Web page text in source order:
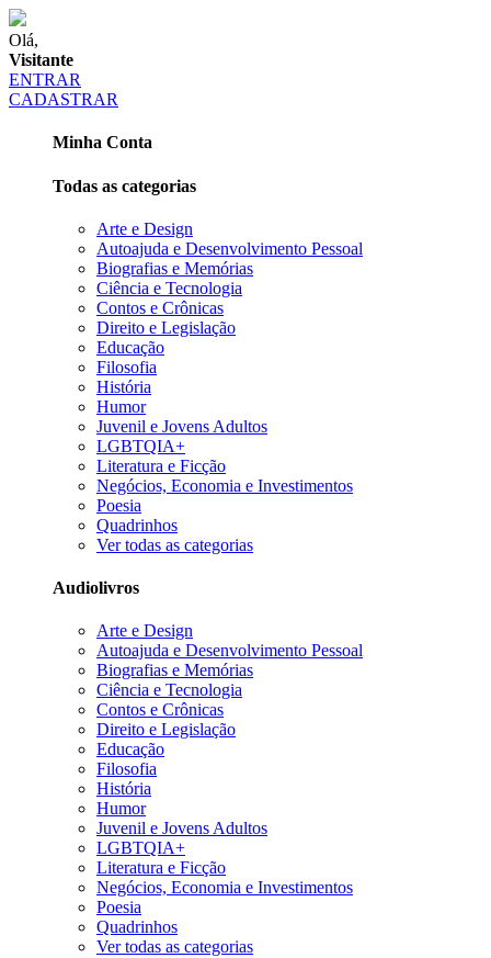
Olá,
Visitante
ENTRAR
CADASTRAR
Minha Conta
Todas as categorias
Arte e Design
Autoajuda e Desenvolvimento Pessoal
Biografias e Memórias
Ciência e Tecnologia
Contos e Crônicas
Direito e Legislação
Educação
Filosofia
História
Humor
Juvenil e Jovens Adultos
LGBTQIA+
Literatura e Ficção
Negócios, Economia e Investimentos
Poesia
Quadrinhos
Ver todas as categorias
Audiolivros
Arte e Design
Autoajuda e Desenvolvimento Pessoal
Biografias e Memórias
Ciência e Tecnologia
Contos e Crônicas
Direito e Legislação
Educação
Filosofia
História
Humor
Juvenil e Jovens Adultos
LGBTQIA+
Literatura e Ficção
Negócios, Economia e Investimentos
Poesia
Quadrinhos
Ver todas as categorias